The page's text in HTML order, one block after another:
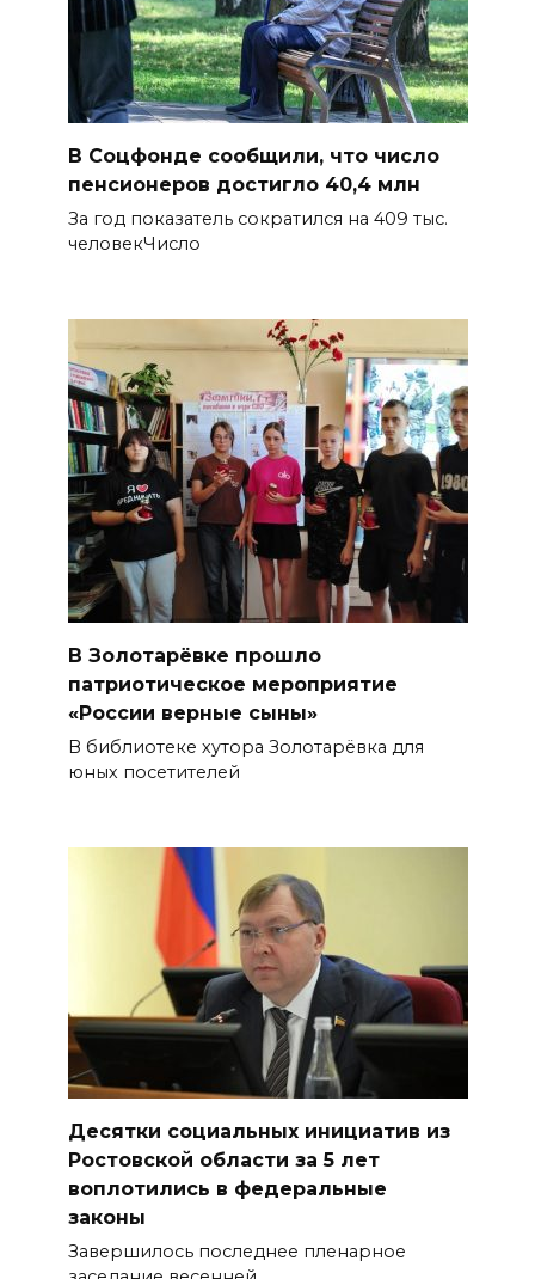
В Соцфонде сообщили, что число
пенсионеров достигло 40,4 млн
За год показатель сократился на 409 тыс.
человекЧисло
В Золотарёвке прошло
патриотическое мероприятие
«России верные сыны»
В библиотеке хутора Золотарёвка для
юных посетителей
Десятки социальных инициатив из
Ростовской области за 5 лет
воплотились в федеральные
законы
Завершилось последнее пленарное